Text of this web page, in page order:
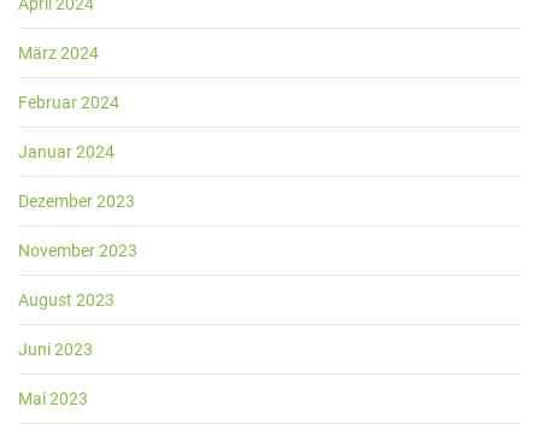
März 2024
Februar 2024
Januar 2024
Dezember 2023
November 2023
August 2023
Juni 2023
Mai 2023